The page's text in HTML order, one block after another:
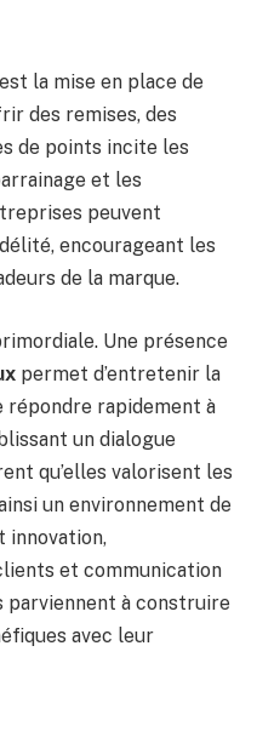
la mise en place de
des remises, des
de points incite les
et les
peuvent
encourageant les
de la marque.
Une présence
permet d’entretenir la
rapidement à
un dialogue
qu’elles valorisent les
un environnement de
innovation,
et communication
à construire
avec leur